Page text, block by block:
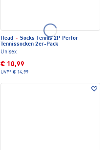
Head · Socks Tennis 2P Perfor
Tennissocken 2er-Pack
Unisex
€ 10,99
UVP* € 14,99